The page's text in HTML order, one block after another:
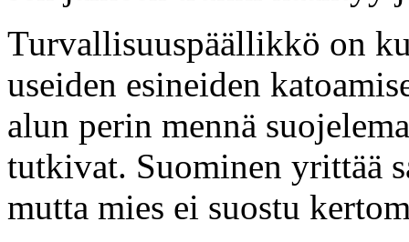
Turvallisuuspäällikkö on
useiden esineiden
alun perin mennä
tutkivat. Suominen yrittää
mutta mies ei suostu